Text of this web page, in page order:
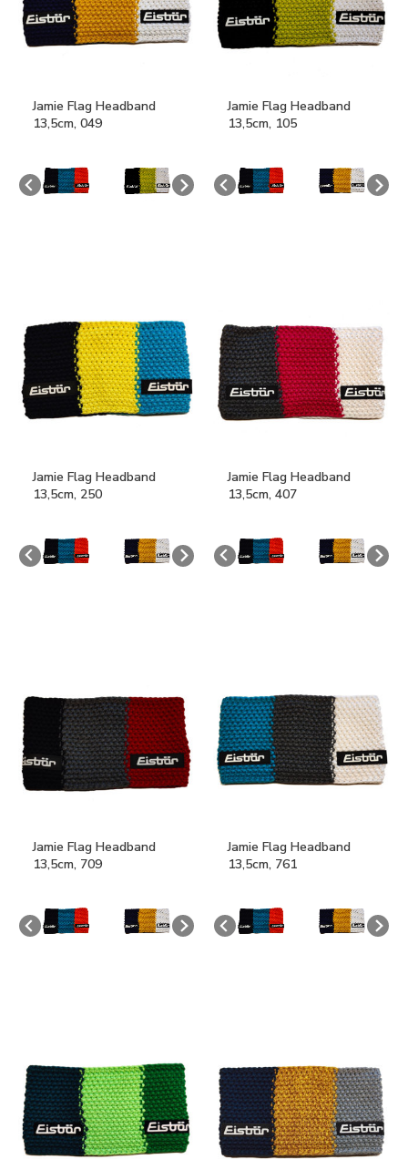
Jamie Flag Headband
13,5cm, 049
Jamie Flag Headband
13,5cm, 105
Jamie Flag Headband
13,5cm, 250
Jamie Flag Headband
13,5cm, 407
Jamie Flag Headband
13,5cm, 709
Jamie Flag Headband
13,5cm, 761